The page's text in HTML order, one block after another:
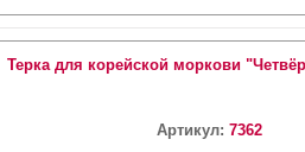
Терка для корейской моркови
Артикул:7362